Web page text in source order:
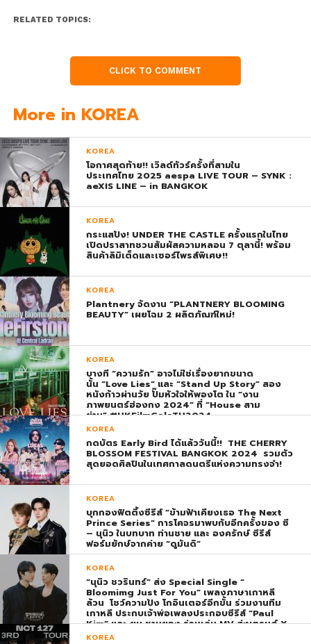
RELATED TOPICS:
CLICK TO COMMENT
More in KOREA
KOREA
โอกาศสุดท้าย!! เวิลด์ทัวร์ครั้งที่สามใน
ประเทศไทย 2025 aespa LIVE TOUR – SYNK :
aeXIS LINE – in BANGKOK
KOREA
กระแสปัง! UNDER THE CASTLE ครั้งแรกในไทย
เปิดปราสาทชวนสัมผัสความหลอน 7 ตุลานี้! พร้อม
สินค้าลิมิเต็ดและเซอร์ไพรส์พิเศษ!!
KOREA
Plantnery จัดงาน “PLANTNERY BLOOMING
BEAUTY” เผยโฉม 2 ผลิตภัณฑ์ใหม่!
KOREA
บางที “ความรัก” อาจไม่ใช่เรื่องยากขนาด
นั้น “Love Lies” และ “Stand Up Story” สอง
หนังก้าวผ่านวัย ปั๊มหัวใจให้พองโต ใน “งาน
ภาพยนตร์ฮ่องกง 2024” ที่ “House สาม
ย่าน” #HKFilmGalaTH2024
KOREA
กดบัตร Early Bird ได้แล้ววันนี้!! THE CHERRY
BLOSSOM FESTIVAL BANGKOK 2024 รวมตัว
สุดยอดศิลปินในเทศกาลดนตรีแห่งความทรงจำ!
KOREA
บุกกองฟิตติ้งซีรีส์ “ข้ามฟ้าเคียงเธอ The Next
Prince Series” การโคจรมาพบกับอีกครั้งของ ซี
– นุนิว ในบทบาท ท่านชาย และ องครักษ์ ซีรีส์
ฟอร์มยักษ์จากค่าย “ดูมันดิ”
KOREA
“นุนิว ชวรินทร์” ส่ง Special Single “
Bloomimg Just For You” เพลงภาษาเกาหลี
ล้วน โชว์ความปัง โกอินเตอร์อีกขั้น ร่วมงานทีม
เกาหลี ประกบเจ้าพ่อเพลงประกอบซีรีส์ “Paul
Kim” และ ยุน ชานยอง ร่วมเล่น MV ส่งเทรนด์ X
พุ่ง ติดอันดับ 1 โลก
KOREA